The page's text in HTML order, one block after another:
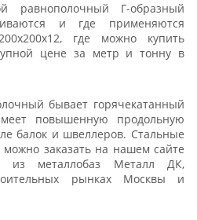
равнополочный Г-образный
и где применяются
где можно купить
цене за метр и тонну в
бывает горячекатанный
повышенную продольную
балок и швеллеров. Стальные
можно заказать на нашем сайте
металлобаз Металл ДК,
рынках Москвы и